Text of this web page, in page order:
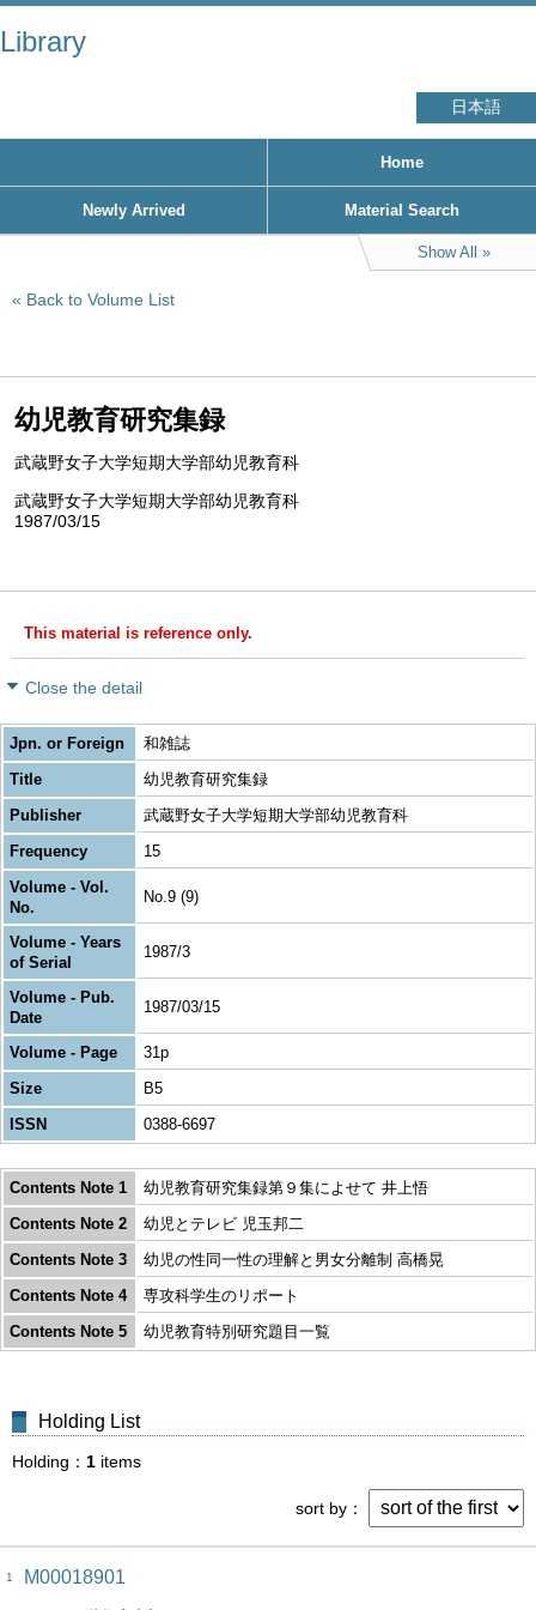
Library
日本語
Home
Newly Arrived Material Search
Show All
Back to Volume List
幼児教育研究集録
武蔵野女子大学短期大学部幼児教育科
武蔵野女子大学短期大学部幼児教育科
1987/03/15
This material is reference only.
Close the detail
Jpn. or Foreign
和雑誌
Title
幼児教育研究集録
Publisher
武蔵野女子大学短期大学部幼児教育科
Frequency
15
Volume - Vol.
No.
No.9 (9)
Volume - Years
of Serial
1987/3
Volume - Pub.
Date
1987/03/15
Volume - Page
31p
Size
B5
ISSN
0388-6697
Contents Note 1
幼児教育研究集録第９集によせて 井上悟
Contents Note 2
幼児とテレビ 児玉邦二
Contents Note 3
幼児の性同一性の理解と男女分離制 高橋晃
Contents Note 4
専攻科学生のリポート
Contents Note 5
幼児教育特別研究題目一覧
Holding List
Holding 1 items
sort by
1 M00018901